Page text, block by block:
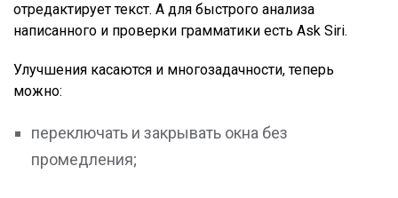
отредактирует текст. А для быстрого анализа
написанного и проверки грамматики есть Ask Siri.
Улучшения касаются и многозадачности, теперь
можно:
переключать и закрывать окна без
промедления;